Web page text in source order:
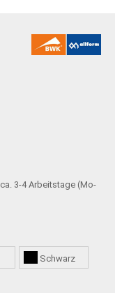
ca. 3-4 Arbeitstage (Mo-
Schwarz